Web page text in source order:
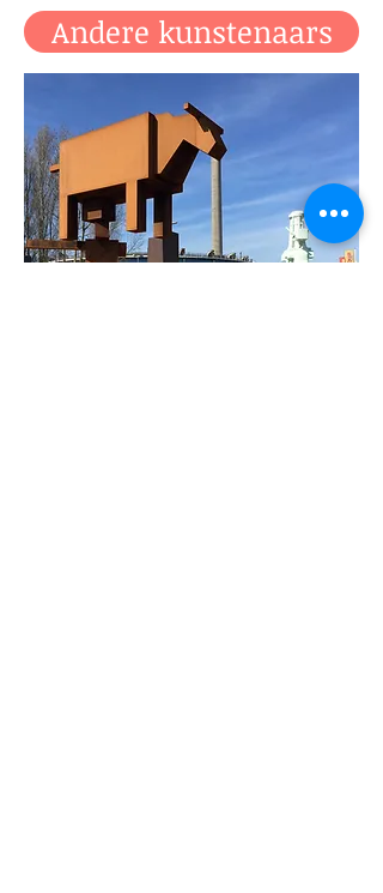
Andere kunstenaars